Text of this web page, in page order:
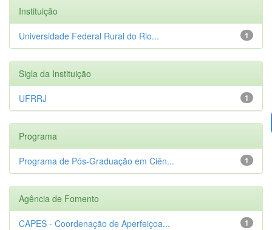
Instituição
1
Universidade Federal Rural do Rio...
Sigla da Instituição
1
UFRRJ
Programa
1
Programa de Pós-Graduação em Ciên...
Agência de Fomento
1
CAPES - Coordenação de Aperfeiçoa...